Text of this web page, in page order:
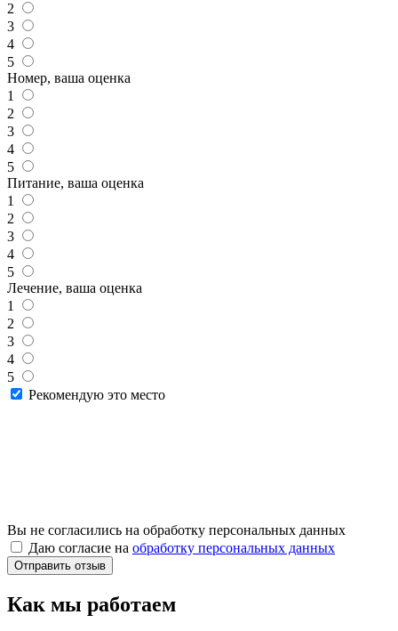
2
3
4
5
Номер, ваша оценка
1
2
3
4
5
Питание, ваша оценка
1
2
3
4
5
Лечение, ваша оценка
1
2
3
4
5
Рекомендую это место
Вы не согласились на обработку персональных данных
Даю согласие на обработку персональных данных
Как мы работаем